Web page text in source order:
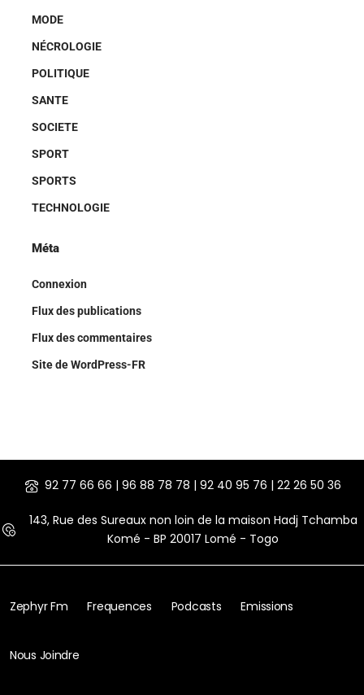
MODE
NÉCROLOGIE
POLITIQUE
SANTE
SOCIETE
SPORT
SPORTS
TECHNOLOGIE
Méta
Connexion
Flux des publications
Flux des commentaires
Site de WordPress-FR
92 77 66 66 | 96 88 78 78 | 92 40 95 76 | 22 26 50 36
143, Rue des Sureaux non loin de la maison Hadj Tchamba
Komé - BP 20017 Lomé - Togo
Zephyr Fm Frequences Podcasts Emissions
Nous Joindre